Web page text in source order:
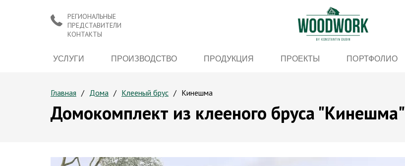
РЕГИОНАЛЬНЫЕ
ПРЕДСТАВИТЕЛИ
КОНТАКТЫ
УСЛУГИ ПРОИЗВОДСТВО ПРОДУКЦИЯ ПРОЕКТЫ ПОРТФОЛИО
Главная Дома Клееный брус Кинешма
Домокомплект из клееного бруса "Кинешма"